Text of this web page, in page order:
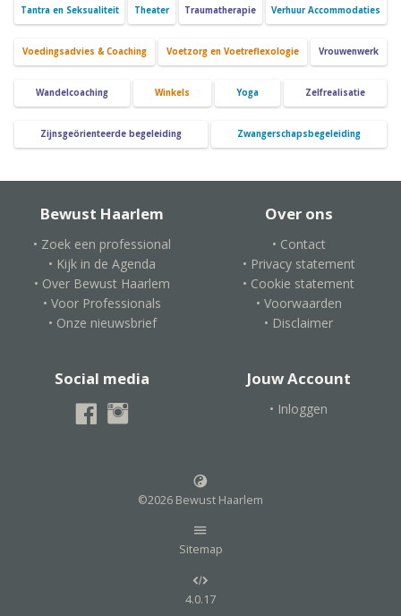
Tantra en Seksualiteit Theater Traumatherapie Verhuur Accommodaties
Voedingsadvies & Coaching Voetzorg en Voetreflexologie Vrouwenwerk
Wandelcoaching Winkels Yoga Zelfrealisatie
Zijnsgeörienteerde begeleiding Zwangerschapsbegeleiding
Bewust Haarlem
• Zoek een professional
• Kijk in de Agenda
• Over Bewust Haarlem
• Voor Professionals
• Onze nieuwsbrief
Over ons
• Contact
• Privacy statement
• Cookie statement
• Voorwaarden
• Disclaimer
Social media Jouw Account
• Inloggen
©2026 Bewust Haarlem
Sitemap
4.0.17